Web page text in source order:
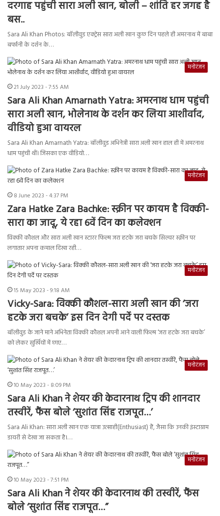
दरगाह पहुंची सारा अली खान, बोली – शांति हर जगह है
बस..
Sara Ali Khan Photos: बॉलीवुड एक्ट्रेस सारा अली खान कुछ दिन पहले ही अमरनाथ में बाबा
बर्फानी के दर्शन के…
मनोरंजन
21 July 2023 - 7:55 AM
Sara Ali Khan Amarnath Yatra: अमरनाथ धाम पहुंची
सारा अली खान, भोलेनाथ के दर्शन कर लिया आशीर्वाद,
वीडियो हुआ वायरल
Sara Ali Khan Amarnath Yatra: बॉलीवुड अभिनेत्री सारा अली खान हाल ही में अमरनाथ
धाम पहुंची थीं। जिसका एक वीडियो…
मनोरंजन
8 June 2023 - 4:37 PM
Zara Hatke Zara Bachke: स्क्रीन पर कायम है विक्की-
सारा का जादू, ये रहा 6वें दिन का कलेक्शन
विक्की कौशल और सारा अली खान स्टारर फिल्म जरा हटके जरा बचके सिल्वर स्क्रीन पर
लगातार अपना कमाल दिखा रही…
मनोरंजन
15 May 2023 - 9:18 AM
Vicky-Sara: विक्की कौशल-सारा अली खान की ‘जरा
हटके जरा बचके’ इस दिन देगी पर्दे पर दस्तक
बॉलीवुड के जाने माने अभिनेता विक्की कौशल अपनी आने वाली फिल्म ‘जरा हटके जरा बचके’
को लेकर सुर्खियों में छाए…
मनोरंजन
10 May 2023 - 8:09 PM
Sara Ali Khan ने शेयर की केदारनाथ ट्रिप की शानदार
तस्वीरें, फैंस बोले ‘सुशांत सिंह राजपूत…’
Sara Ali Khan: सारा अली खान एक यात्रा उत्साही(Enthusiast) हैं, जैसा कि उनकी इंस्टाग्राम
डायरी से देखा जा सकता है।…
मनोरंजन
10 May 2023 - 7:51 PM
Sara Ali Khan ने शेयर की केदारनाथ की तस्वीरें, फैंस
बोले ‘सुशांत सिंह राजपूत…”